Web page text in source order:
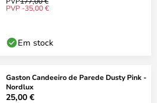
PVP -35,00 €
Em stock
Gaston Candeeiro de Parede Dusty Pink -
Nordlux
25,00 €